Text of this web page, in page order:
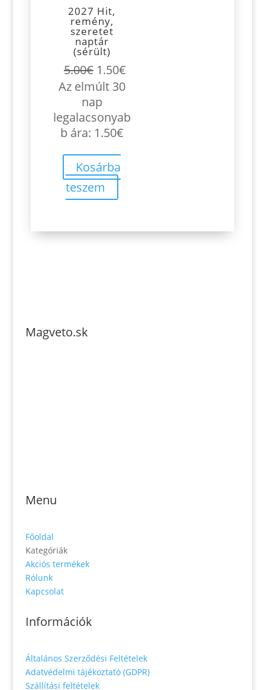
2027 Hit,
remény,
szeretet
naptár
(sérült)
5.00€ Original
price
was:
5.00€.
1.50€Current
price
1.50€.
Az elmúlt 30
nap
legalacsonyab
b ára: 1.50€
Kosárba
teszem
Magveto.sk
Menu
Főoldal
Kategóriák
Akciós termékek
Rólunk
Kapcsolat
Információk
Általános Szerződési Feltételek
Adatvédelmi tájékoztató (GDPR)
Szállítási feltételek